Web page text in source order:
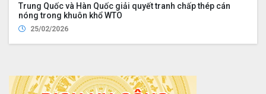
Trung Quốc và Hàn Quốc giải quyết tranh chấp thép cán
nóng trong khuôn khổ WTO
25/02/2026